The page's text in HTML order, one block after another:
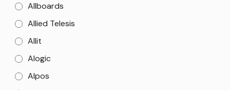
Allboards
Allied Telesis
Allit
Alogic
Alpos